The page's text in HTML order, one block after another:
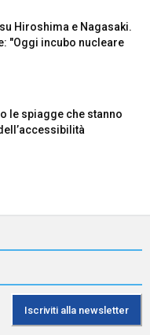
Hiroshima e Nagasaki.
"Oggi incubo nucleare
le spiagge che stanno